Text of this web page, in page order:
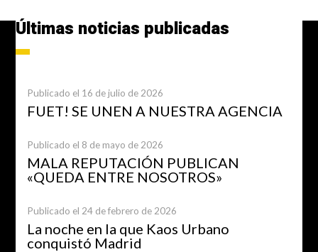
Últimas noticias publicadas
Publicado el 16 de julio de 2026
FUET! SE UNEN A NUESTRA AGENCIA
Publicado el 8 de mayo de 2026
MALA REPUTACIÓN PUBLICAN
«QUEDA ENTRE NOSOTROS»
Publicado el 24 de febrero de 2026
La noche en la que Kaos Urbano
conquistó Madrid